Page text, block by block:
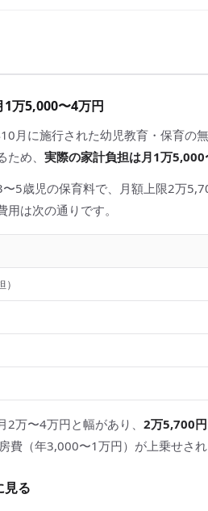
万5,000〜4万円
月に施行された幼児教育・保育の
め、 実際の家計負担は月1万
5歳児の保育料で、月額上限2万
は次の通りです。
万〜4万円と幅があり、 2万5,700
費（年3,000〜1万円）が上乗せされ
見る